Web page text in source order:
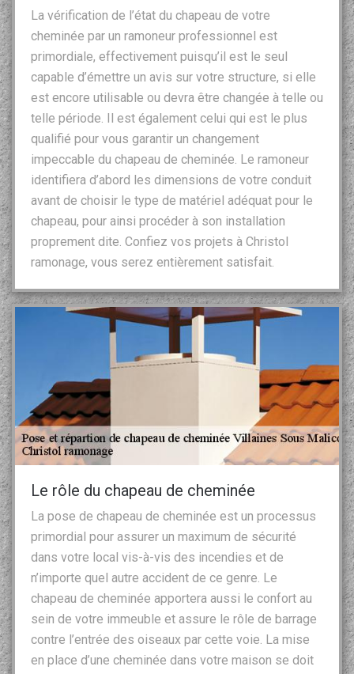
La vérification de l’état du chapeau de votre
cheminée par un ramoneur professionnel est
primordiale, effectivement puisqu’il est le seul
capable d’émettre un avis sur votre structure, si elle
est encore utilisable ou devra être changée à telle ou
telle période. Il est également celui qui est le plus
qualifié pour vous garantir un changement
impeccable du chapeau de cheminée. Le ramoneur
identifiera d’abord les dimensions de votre conduit
avant de choisir le type de matériel adéquat pour le
chapeau, pour ainsi procéder à son installation
proprement dite. Confiez vos projets à Christol
ramonage, vous serez entièrement satisfait.
Le rôle du chapeau de cheminée
La pose de chapeau de cheminée est un processus
primordial pour assurer un maximum de sécurité
dans votre local vis-à-vis des incendies et de
n’importe quel autre accident de ce genre. Le
chapeau de cheminée apportera aussi le confort au
sein de votre immeuble et assure le rôle de barrage
contre l’entrée des oiseaux par cette voie. La mise
en place d’une cheminée dans votre maison se doit